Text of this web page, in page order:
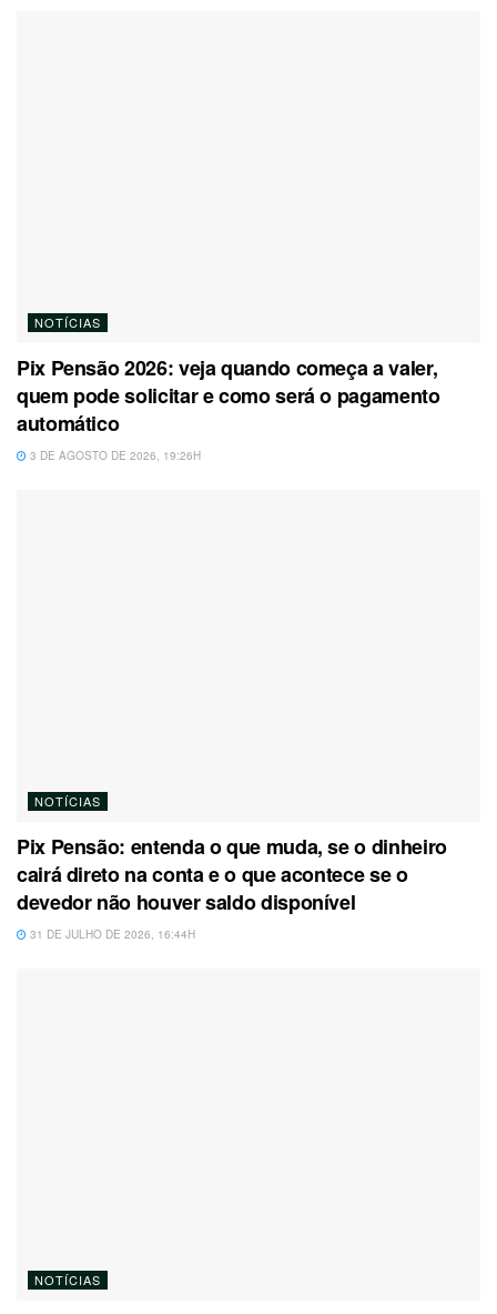
NOTÍCIAS
Pix Pensão 2026: veja quando começa a valer,
quem pode solicitar e como será o pagamento
automático
3 DE AGOSTO DE 2026, 19:26H
NOTÍCIAS
Pix Pensão: entenda o que muda, se o dinheiro
cairá direto na conta e o que acontece se o
devedor não houver saldo disponível
31 DE JULHO DE 2026, 16:44H
NOTÍCIAS